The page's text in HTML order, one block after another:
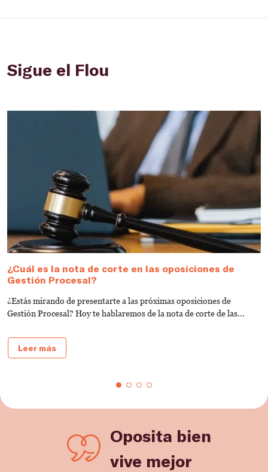
Sigue el Flou
¿Cuál es la nota de corte en las oposiciones de
Gestión Procesal?
¿Estás mirando de presentarte a las próximas oposiciones de
Gestión Procesal? Hoy te hablaremos de la nota de corte de las...
Leer más
Oposita bien
vive mejor